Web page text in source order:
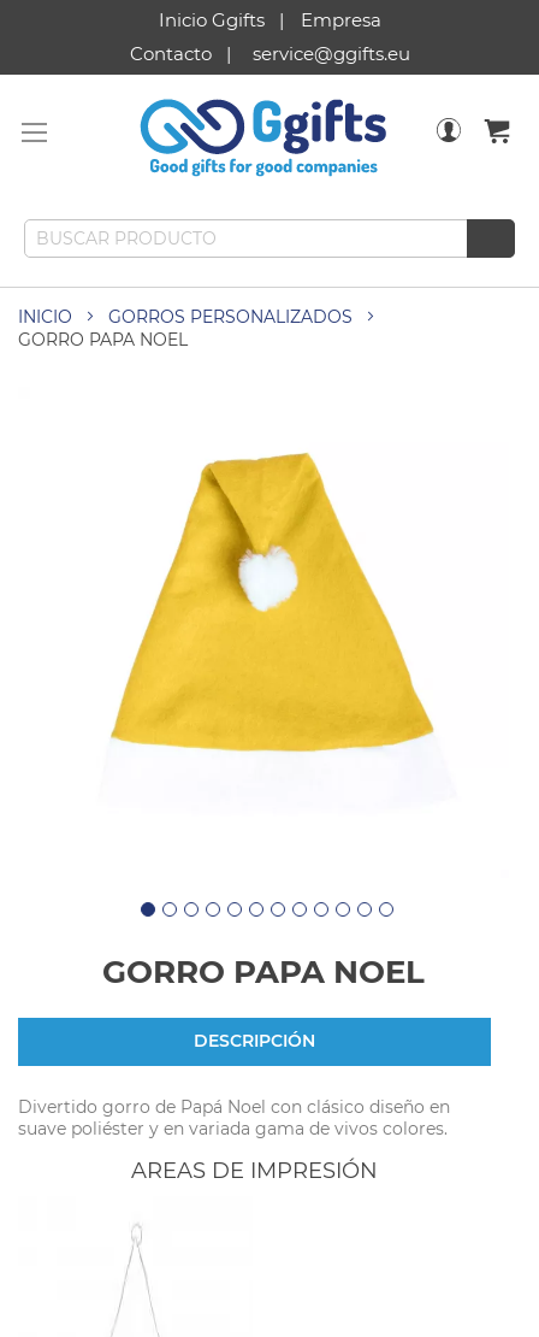
Inicio Ggifts
Empresa
Contacto
service@ggifts.eu
INICIO
GORROS PERSONALIZADOS
GORRO PAPA NOEL
GORRO PAPA NOEL
DESCRIPCIÓN
Divertido gorro de Papá Noel con clásico diseño en
suave poliéster y en variada gama de vivos colores.
AREAS DE IMPRESIÓN